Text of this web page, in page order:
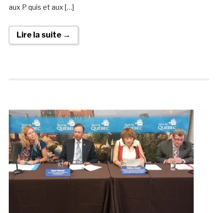
aux P quis et aux […]
Lire la suite →